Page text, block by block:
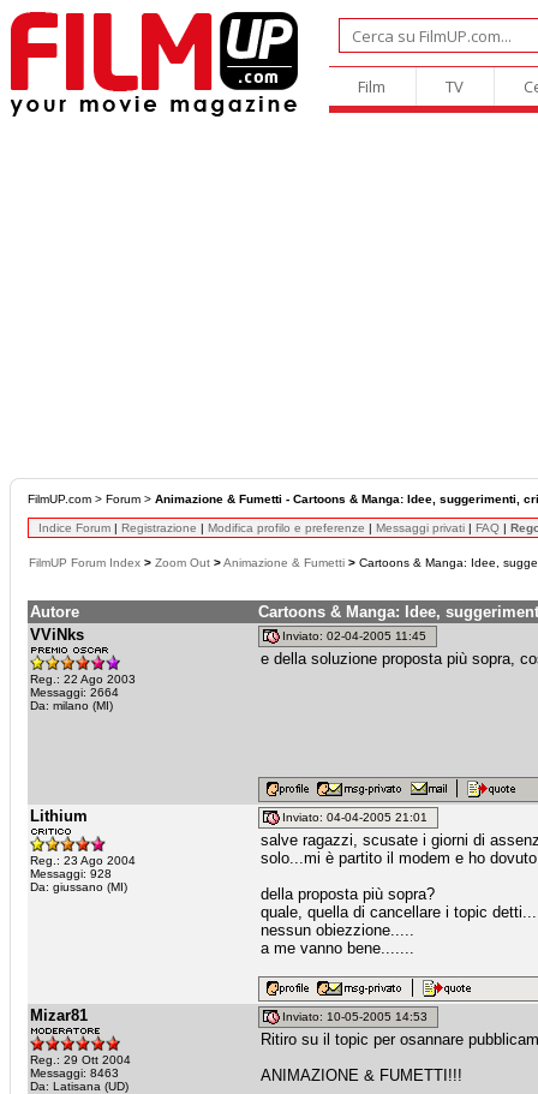
Film TV
FilmUP.com > Forum > Animazione & Fumetti - Cartoons & Manga: Idee, suggerimenti,
Indice Forum | Registrazione | Modifica profilo e preferenze | Messaggi privati | FAQ |
FilmUP Forum Index > Zoom Out >Animazione & Fumetti > Cartoons & Manga: Idee,
Autore
Cartoons & Manga: Idee,
VViNks
Reg.: 22 Ago 2003
Messaggi: 2664
Da: milano (MI)
Inviato: 02-04-2005 11:45
e della soluzione proposta più sopra,
Lithium
Reg.: 23 Ago 2004
Messaggi: 928
Da: giussano (MI)
Inviato: 04-04-2005 21:01
salve ragazzi, scusate i giorni di
solo...mi è partito il modem e ho
della proposta più sopra?
quale, quella di cancellare i topic
nessun obiezzione.....
a me vanno bene.......
Mizar81
Reg.: 29 Ott 2004
Messaggi: 8463
Da: Latisana (UD)
Inviato: 10-05-2005 14:53
Ritiro su il topic per osannare
ANIMAZIONE & FUMETTI!!!